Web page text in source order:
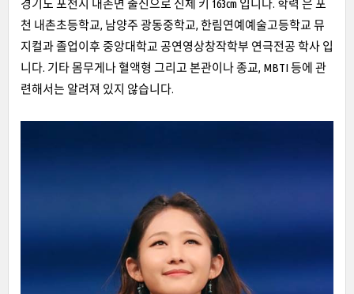
경기도 포천시 내촌면 출신으로 신체 키 163cm 입니다. 학력 은 포
천 내촌초등학교, 남양주 광동중학교, 한림연예예술고등학교 뮤
지컬과 졸업이후 중앙대학교 공연영상창작학부 연극전공 학사 입
니다. 기타 몸무게나 혈액형 그리고 본관이나 종교, MBTI 등에 관
련해서는 알려져 있지 않습니다.